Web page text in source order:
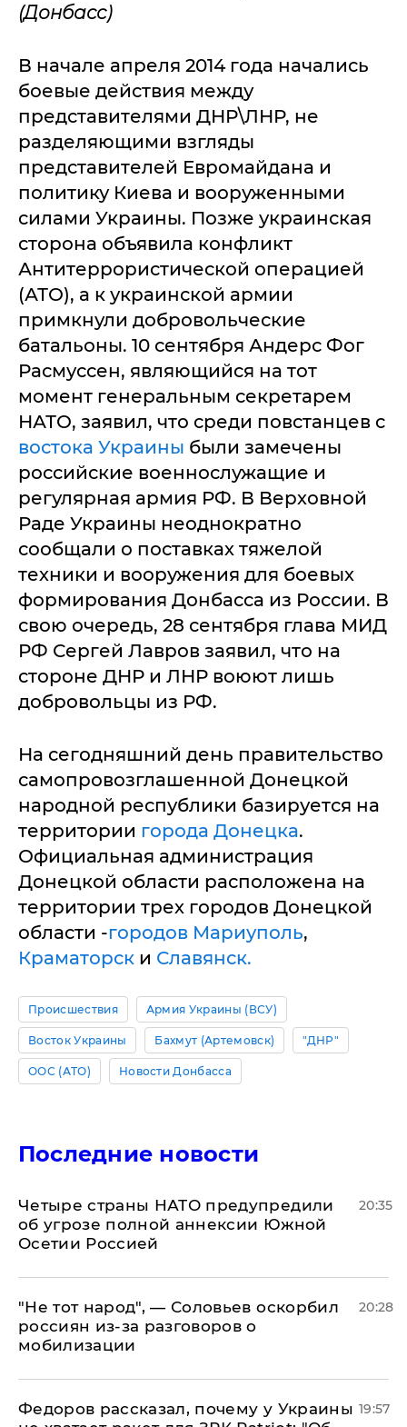
(Донбасс)
В начале апреля 2014 года начались
боевые действия между
представителями ДНР\ЛНР, не
разделяющими взгляды
представителей Евромайдана и
политику Киева и вооруженными
силами Украины. Позже украинская
сторона объявила конфликт
Антитеррористической операцией
(АТО), а к украинской армии
примкнули добровольческие
батальоны. 10 сентября Андерс Фог
Расмуссен, являющийся на тот
момент генеральным секретарем
НАТО, заявил, что среди повстанцев с
востока Украины были замечены
российские военнослужащие и
регулярная армия РФ. В Верховной
Раде Украины неоднократно
сообщали о поставках тяжелой
техники и вооружения для боевых
формирования Донбасса из России. В
свою очередь, 28 сентября глава МИД
РФ Сергей Лавров заявил, что на
стороне ДНР и ЛНР воюют лишь
добровольцы из РФ.
На сегодняшний день правительство
самопровозглашенной Донецкой
народной республики базируется на
территории города Донецка.
Официальная администрация
Донецкой области расположена на
территории трех городов Донецкой
области -городов Мариуполь,
Краматорск и Славянск.
Происшествия Армия Украины (ВСУ)
Восток Украины Бахмут (Артемовск) "ДНР"
ООС (АТО) Новости Донбасса
Последние новости
Четыре страны НАТО предупредили
об угрозе полной аннексии Южной
Осетии Россией
20:35
​"Не тот народ", — Соловьев оскорбил
россиян из-за разговоров о
мобилизации
20:28
Федоров рассказал, почему у Украины 19:57